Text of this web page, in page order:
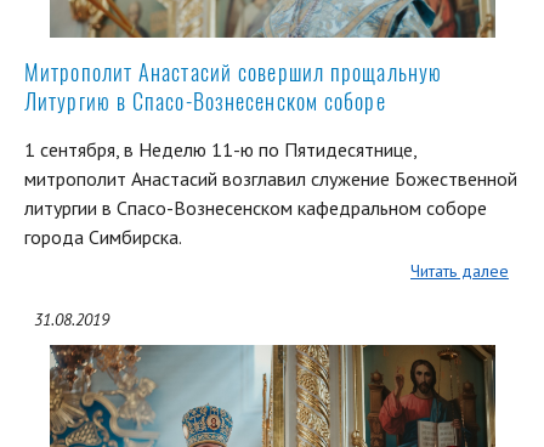
Митрополит Анастасий совершил прощальную
Литургию в Спасо-Вознесенском соборе
1 сентября, в Неделю 11-ю по Пятидесятнице,
митрополит Анастасий возглавил служение Божественной
литургии в Спасо-Вознесенском кафедральном соборе
города Симбирска.
Читать далее
31.08.2019